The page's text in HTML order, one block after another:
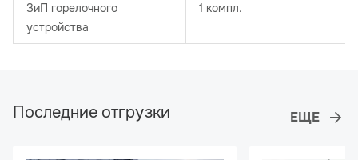
ЗиП горелочного
устройства
1 компл.​
Последние отгрузки